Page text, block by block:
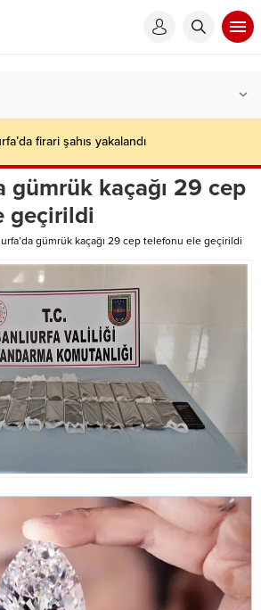
firari şahıs yakalandı
gümrük kaçağı 29 cep
geçirildi
gümrük kaçağı 29 cep telefonu ele geçirildi